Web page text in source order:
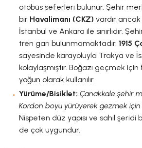
otobüs seferleri bulunur. Şehir
bir Havalimanı (CKZ) vardır
İstanbul ve Ankara ile sınırlıdır.
tren garı bulunmamaktadır. 1915
sayesinde karayoluyla Trakya ve
kolaylaşmıştır. Boğazı geçmek
yoğun olarak kullanılır.
Yürüme/Bisiklet: Çanakkale şehir
Kordon boyu yürüyerek gezmek
Nispeten düz yapısı ve sahil şeridi
de çok uygundur.